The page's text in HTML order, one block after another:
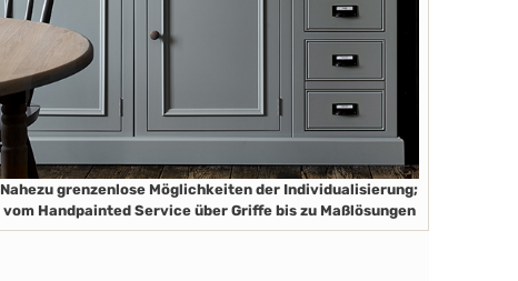
Nahezu grenzenlose Möglichkeiten der Individualisierung;
vom Handpainted Service über Griffe bis zu Maßlösungen